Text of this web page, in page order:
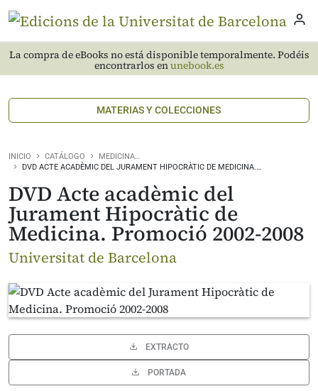
La compra de eBooks no está disponible temporalmente. Podéis
encontrarlos enunebook.es
MATERIAS Y COLECCIONES
INICIO CATÁLOGO
MEDICINA…
DVD ACTE ACADÈMIC DEL JURAMENT HIPOCRÀTIC DE MEDICINA.…
DVD Acte acadèmic del
Jurament Hipocràtic de
Medicina. Promoció 2002-2008
Universitat de Barcelona
EXTRACTO
PORTADA